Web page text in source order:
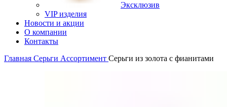
Эксклюзив
VIP изделия
Новости и акции
О компании
Контакты
Главная Серьги Ассортимент Серьги из золота с фианитами